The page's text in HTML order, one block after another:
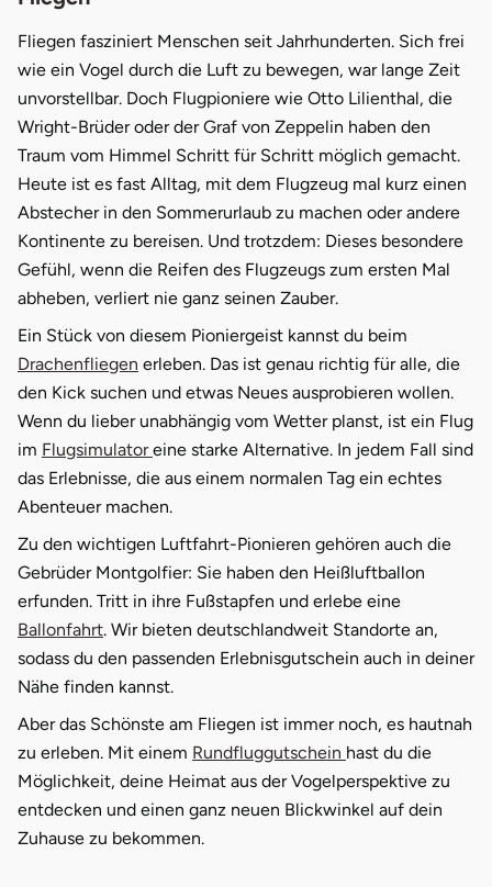
Fliegen fasziniert Menschen seit Jahrhunderten. Sich frei
wie ein Vogel durch die Luft zu bewegen, war lange Zeit
unvorstellbar. Doch Flugpioniere wie Otto Lilienthal, die
Wright-Brüder oder der Graf von Zeppelin haben den
Traum vom Himmel Schritt für Schritt möglich gemacht.
Heute ist es fast Alltag, mit dem Flugzeug mal kurz einen
Abstecher in den Sommerurlaub zu machen oder andere
Kontinente zu bereisen. Und trotzdem: Dieses besondere
Gefühl, wenn die Reifen des Flugzeugs zum ersten Mal
abheben, verliert nie ganz seinen Zauber.
Ein Stück von diesem Pioniergeist kannst du beim
Drachenfliegen erleben. Das ist genau richtig für alle, die
den Kick suchen und etwas Neues ausprobieren wollen.
Wenn du lieber unabhängig vom Wetter planst, ist ein Flug
im Flugsimulatoreine starke Alternative. In jedem Fall sind
das Erlebnisse, die aus einem normalen Tag ein echtes
Abenteuer machen.
Zu den wichtigen Luftfahrt-Pionieren gehören auch die
Gebrüder Montgolfier: Sie haben den Heißluftballon
erfunden. Tritt in ihre Fußstapfen und erlebe eine
Ballonfahrt. Wir bieten deutschlandweit Standorte an,
sodass du den passenden Erlebnisgutschein auch in deiner
Nähe finden kannst.
Aber das Schönste am Fliegen ist immer noch, es hautnah
zu erleben. Mit einem Rundfluggutschein hast du die
Möglichkeit, deine Heimat aus der Vogelperspektive zu
entdecken und einen ganz neuen Blickwinkel auf dein
Zuhause zu bekommen.
Sulz am Neckar
Tannheimer Tal
Tegernsee
Trier
Uckermark
Uelzen
Ulm
Usedom
Villingen Schwenningen
Vorpommern-Greifswald
Vorpommern-Rügen
Weimar
Wertach